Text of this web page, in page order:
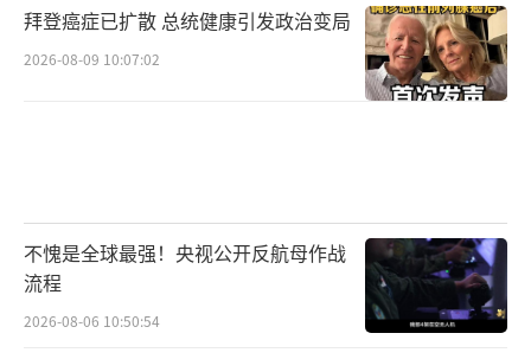
岛内股票市场的反应，更是真实地反映出
了这场关税危机对台湾经济的冲击，以及在此
与此同时，岛内民众将对赖清德当局软弱
无能的怒火，烧向了社交媒体。据台湾“梅花
拜登癌症已扩散 总统健康引发政治变局
2026-08-09 10:07:02
不愧是全球最强！央视公开反航母作战
流程
2026-08-06 10:50:54